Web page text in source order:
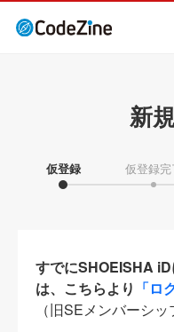
新
仮登録 仮登録完
すでにSHOEISHA
は、こちらより 「ロ
（旧SEメンバーシッ